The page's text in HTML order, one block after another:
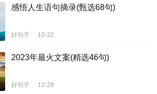
感悟人生语句摘录(甄选68句)
好句子 10-22
2023年最火文案(精选46句)
好句子 12-28